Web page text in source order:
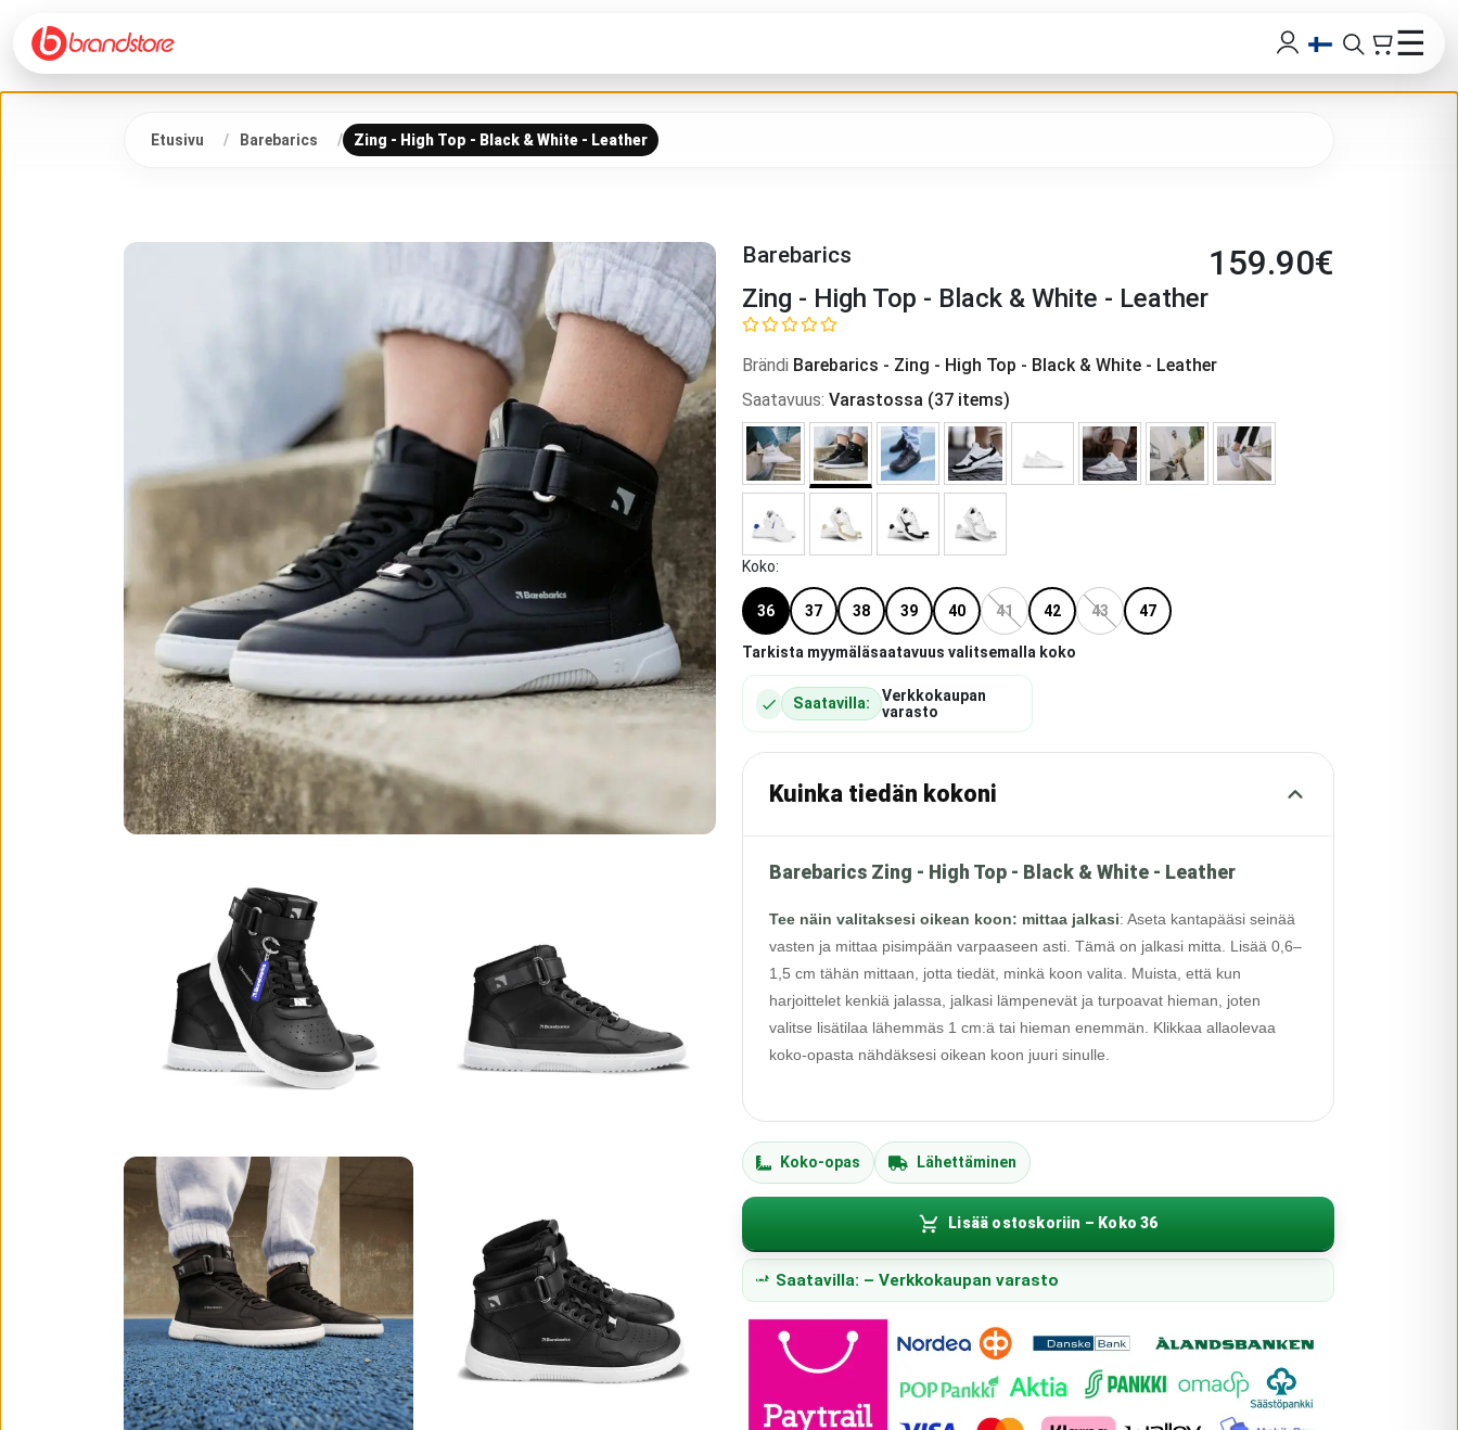
☰
Etusivu Barebarics Zing - High Top - Black & White - Leather
Barebarics 159.90€
Zing - High Top - Black & White - Leather
Brändi Barebarics - Zing - High Top - Black & White - Leather
Saatavuus: Varastossa (37 items)
Koko:
36 37 38 39 40 41 42 43 47
Tarkista myymäläsaatavuus valitsemalla koko
Saatavilla:
Verkkokaupan
varasto
Kuinka tiedän kokoni
Barebarics Zing - High Top - Black & White - Leather
Tee näin valitaksesi oikean koon: mittaa jalkasi: Aseta kantapääsi seinää
vasten ja mittaa pisimpään varpaaseen asti. Tämä on jalkasi mitta. Lisää 0,6–
1,5 cm tähän mittaan, jotta tiedät, minkä koon valita. Muista, että kun
harjoittelet kenkiä jalassa, jalkasi lämpenevät ja turpoavat hieman, joten
valitse lisätilaa lähemmäs 1 cm:ä tai hieman enemmän. Klikkaa allaolevaa
koko-opasta nähdäksesi oikean koon juuri sinulle.
Koko-opas Lähettäminen
Lisää ostoskoriin – Koko 36
Saatavilla: – Verkkokaupan varasto